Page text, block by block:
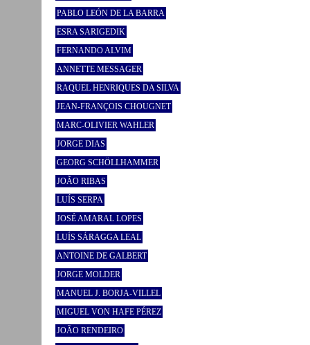
PABLO LEÓN DE LA BARRA
ESRA SARIGEDIK
FERNANDO ALVIM
ANNETTE MESSAGER
RAQUEL HENRIQUES DA SILVA
JEAN-FRANÇOIS CHOUGNET
MARC-OLIVIER WAHLER
JORGE DIAS
GEORG SCHÖLLHAMMER
JOÃO RIBAS
LUÍS SERPA
JOSÉ AMARAL LOPES
LUÍS SÁRAGGA LEAL
ANTOINE DE GALBERT
JORGE MOLDER
MANUEL J. BORJA-VILLEL
MIGUEL VON HAFE PÉREZ
JOÃO RENDEIRO